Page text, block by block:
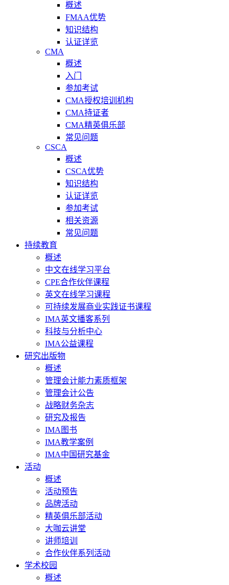
概述
FMAA优势
知识结构
认证详览
CMA
概述
入门
参加考试
CMA授权培训机构
CMA持证者
CMA精英俱乐部
常见问题
CSCA
概述
CSCA优势
知识结构
认证详览
参加考试
相关资源
常见问题
持续教育
概述
中文在线学习平台
CPE合作伙伴课程
英文在线学习课程
可持续发展商业实践证书课程
IMA英文播客系列
科技与分析中心
IMA公益课程
研究出版物
概述
管理会计能力素质框架
管理会计公告
战略财务杂志
研究及报告
IMA图书
IMA教学案例
IMA中国研究基金
活动
概述
活动预告
品牌活动
精英俱乐部活动
大咖云讲堂
讲师培训
合作伙伴系列活动
学术校园
概述